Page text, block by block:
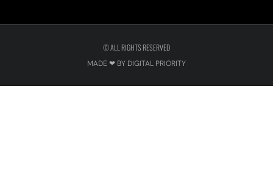
© ALL RIGHTS RESERVED
MADE ❤ BY DIGITAL PRIORITY